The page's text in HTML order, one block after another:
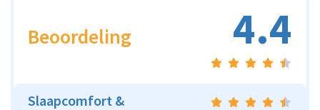
Beoordeling 4.4
Slaapcomfort &